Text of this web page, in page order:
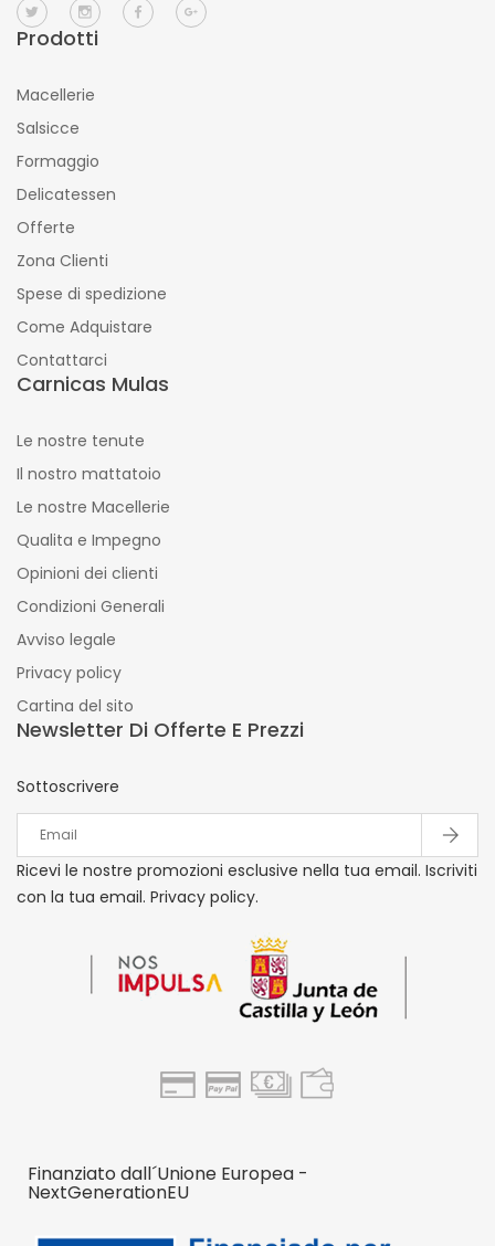
Prodotti
Macellerie
Salsicce
Formaggio
Delicatessen
Offerte
Zona Clienti
Spese di spedizione
Come Adquistare
Contattarci
Carnicas Mulas
Le nostre tenute
Il nostro mattatoio
Le nostre Macellerie
Qualita e Impegno
Opinioni dei clienti
Condizioni Generali
Avviso legale
Privacy policy
Cartina del sito
Newsletter Di Offerte E Prezzi
Sottoscrivere
Ricevi le nostre promozioni esclusive nella tua email. Iscriviti
con la tua email. Privacy policy.
Finanziato dall´Unione Europea -
NextGenerationEU